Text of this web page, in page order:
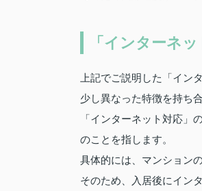
「インターネ
上記でご説明した「イン
少し異なった特徴を持ち
「インターネット対応」
のことを指します。
具体的には、マンション
そのため、入居後にイン